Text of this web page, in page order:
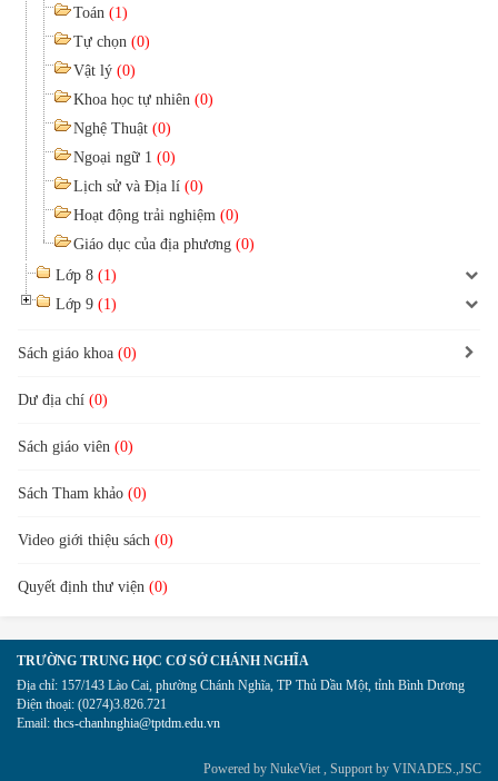
Toán (1)
Tự chọn (0)
Vật lý (0)
Khoa học tự nhiên (0)
Nghệ Thuật (0)
Ngoại ngữ 1 (0)
Lịch sử và Địa lí (0)
Hoạt động trải nghiệm (0)
Giáo dục của địa phương (0)
Lớp 8 (1)
Lớp 9 (1)
Sách giáo khoa (0)
Dư địa chí (0)
Sách giáo viên (0)
Sách Tham khảo (0)
Video giới thiệu sách (0)
Quyết định thư viện (0)
TRƯỜNG TRUNG HỌC CƠ SỞ CHÁNH NGHĨA
Địa chỉ: 157/143 Lào Cai, phường Chánh Nghĩa, TP Thủ Dầu Một, tỉnh Bình Dương
Điện thoại: (0274)3.826.721
Email: thcs-chanhnghia@tptdm.edu.vn
Powered by NukeViet , Support by VINADES.,JSC